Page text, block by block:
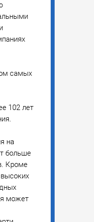
самых
102 лет
на
больше
Кроме
может